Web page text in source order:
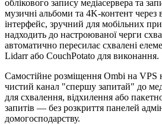
облікового запису медіасервера та
музичні альбоми та 4K-контент через
інтерфейс, зручний для мобільних
надходить до настроюваної черги
автоматично пересилає схвалені
Lidarr або CouchPotato для виконання.
Самостійне розміщення Ombi на VPS
чистий канал "спершу запитай" до
для схвалення, відхилення або
запитів — без розкриття панелей
домогосподарству.